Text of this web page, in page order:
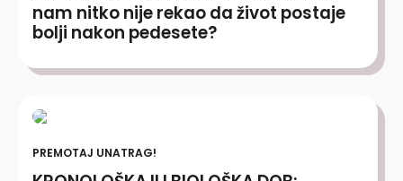
nam nitko nije rekao da život postaje
bolji nakon pedesete?
PREMOTAJ UNATRAG!